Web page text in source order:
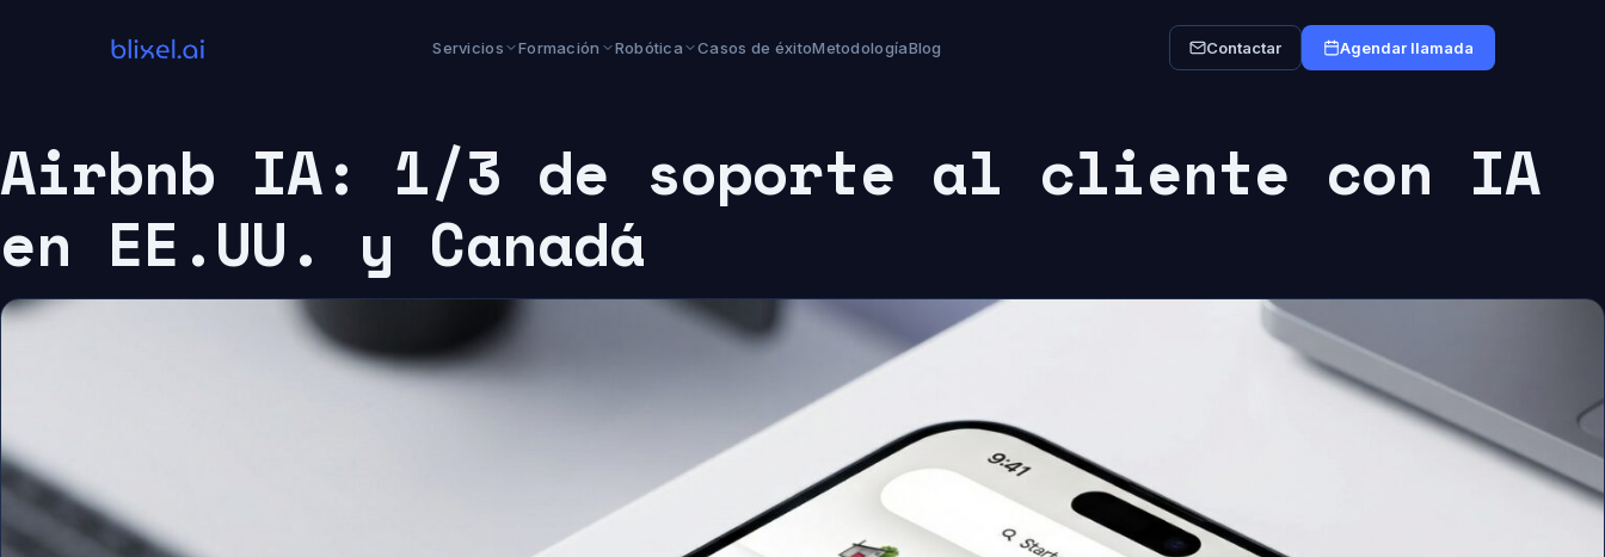
Servicios Formación Robótica Casos de éxitoMetodologíaBlog Contactar Agendar llamada
Airbnb IA: 1/3 de soporte al cliente con IA
en EE.UU. y Canadá